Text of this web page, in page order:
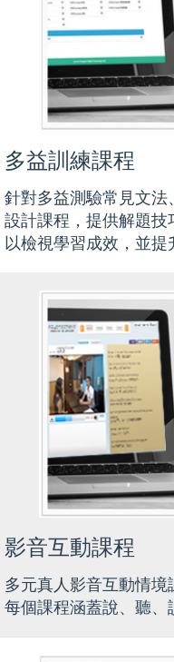
多益訓練課程
針對多益測驗常見文法
設計課程，提供解題
以檢視學習成效，並提
影音互動課程
多元真人影音互動情境
每個課程涵蓋說、聽、